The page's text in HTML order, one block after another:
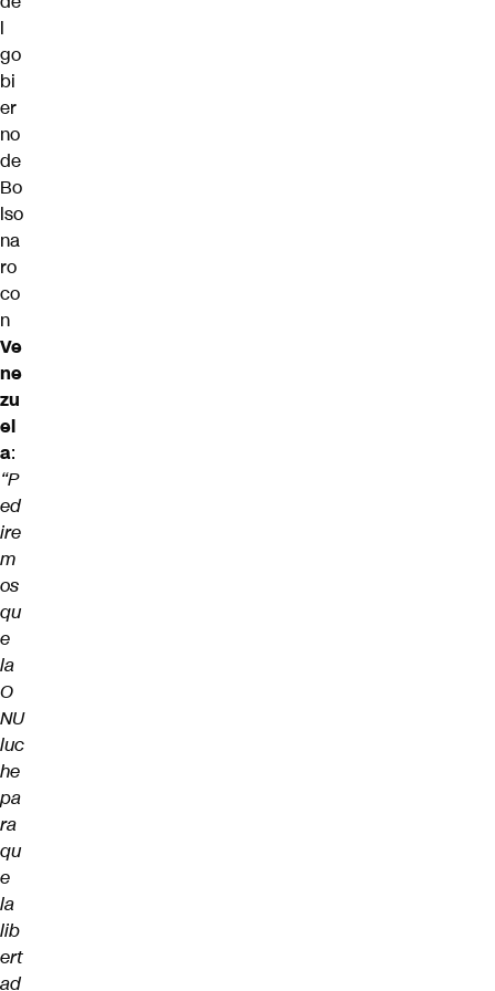
l
go
bi
er
no
de
Bo
lso
na
ro
co
n
Ve
ne
zu
el
a:
“P
ed
ire
m
os
qu
e
la
O
NU
luc
he
pa
ra
qu
e
la
lib
ert
ad